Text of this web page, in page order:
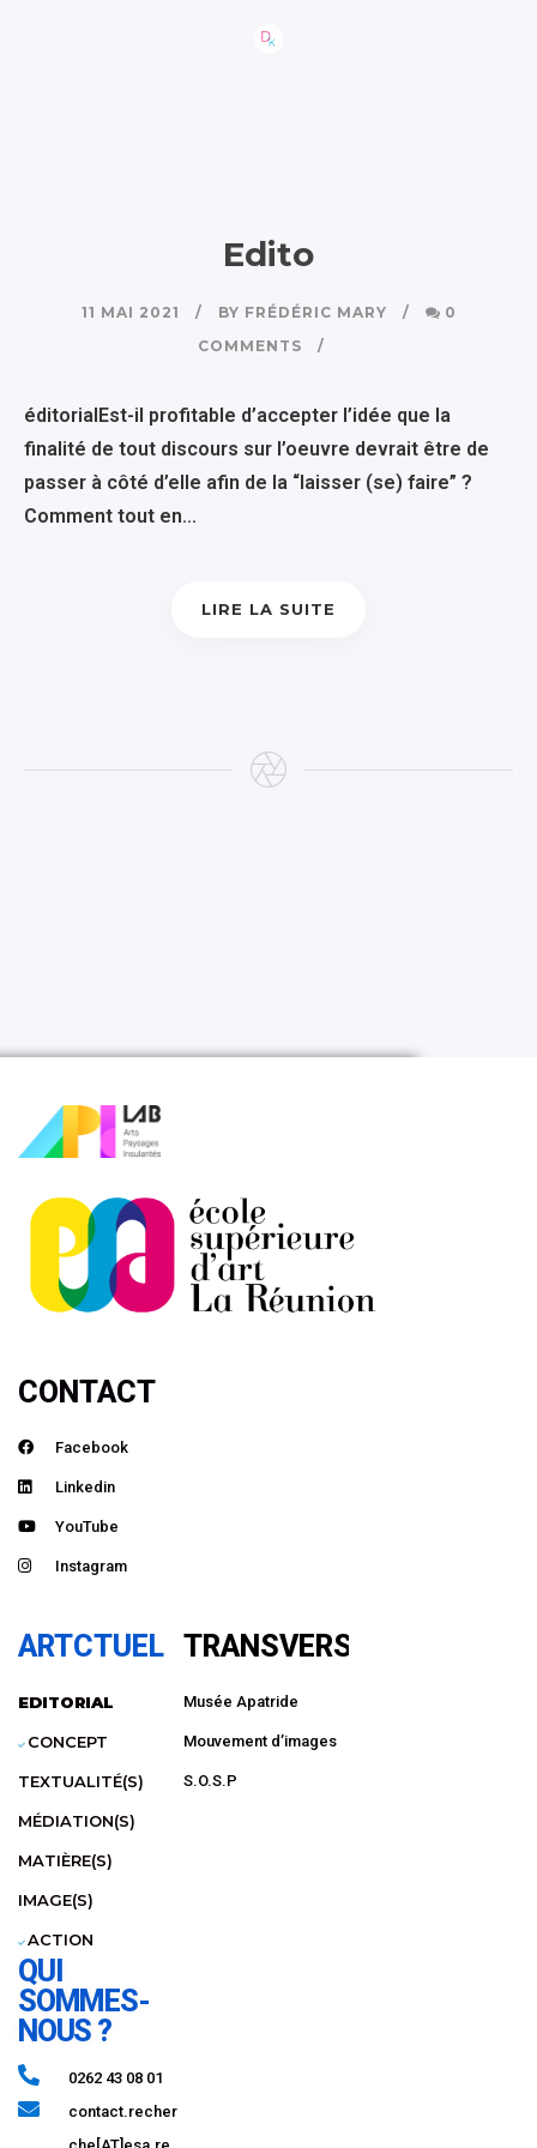
Edito
11 MAI 2021 BY FRÉDÉRIC MARY
0
COMMENTS
éditorialEst-il profitable d’accepter l’idée que la
finalité de tout discours sur l’oeuvre devrait être de
passer à côté d’elle afin de la “laisser (se) faire” ?
Comment tout en...
LIRE LA SUITE
CONTACT
Facebook
Linkedin
YouTube
Instagram
ARTCTUEL
EDITORIAL
CONCEPT
TEXTUALITÉ(S)
MÉDIATION(S)
MATIÈRE(S)
IMAGE(S)
ACTION
TRANSVERSAL
Musée Apatride
Mouvement d’images
S.O.S.P
QUI
SOMMES-
NOUS ?
0262 43 08 01​
contact.recher